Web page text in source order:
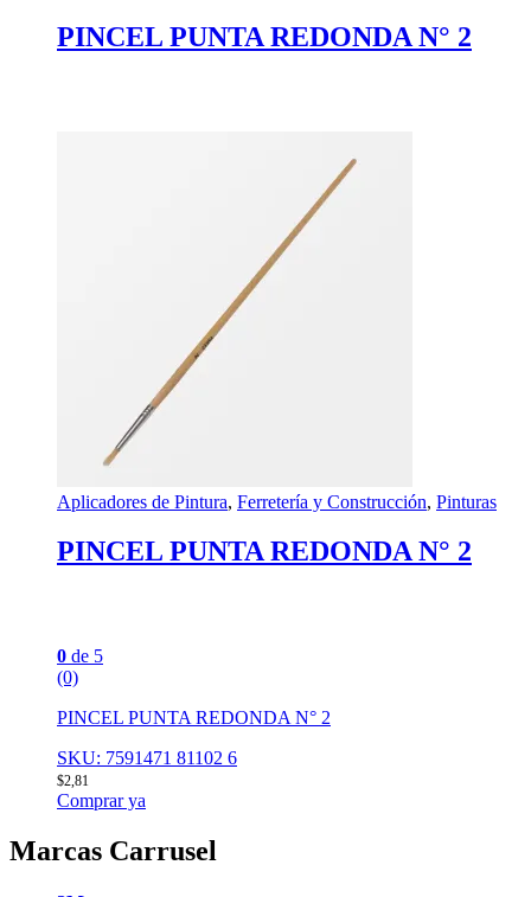
PINCEL PUNTA REDONDA N° 2
Aplicadores de Pintura, Ferretería y Construcción, Pinturas
PINCEL PUNTA REDONDA N° 2
0 de 5
(0)
PINCEL PUNTA REDONDA N° 2
SKU: 7591471 81102 6
$2,81
Comprar ya
Marcas Carrusel